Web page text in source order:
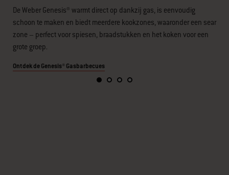
De Weber Genesis® warmt direct op dankzij gas, is eenvoudig
schoon te maken en biedt meerdere kookzones, waaronder een sear
zone – perfect voor spiesen, braadstukken en het koken voor een
grote groep.
Ontdek de Genesis® Gasbarbecues